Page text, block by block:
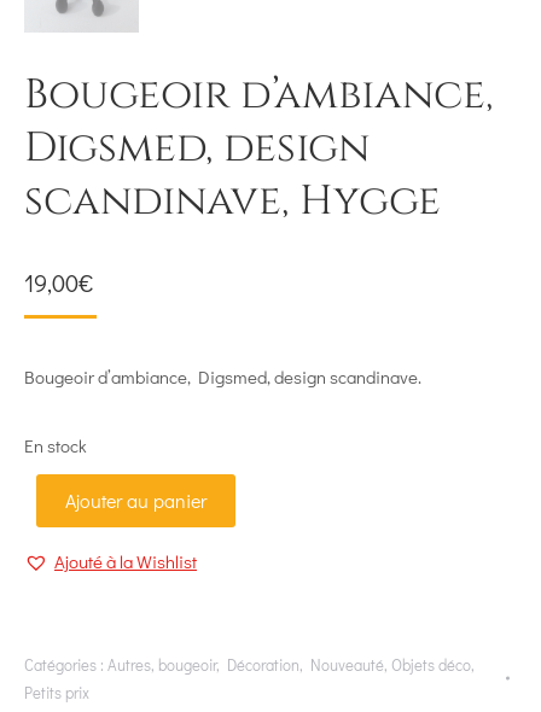
Bougeoir d’ambiance,
Digsmed, design
scandinave, Hygge
19,00€
Bougeoir d’ambiance, Digsmed, design scandinave.
En stock
Ajouter au panier
Ajouté à la Wishlist
Catégories : Autres, bougeoir, Décoration, Nouveauté, Objets déco,
Petits prix